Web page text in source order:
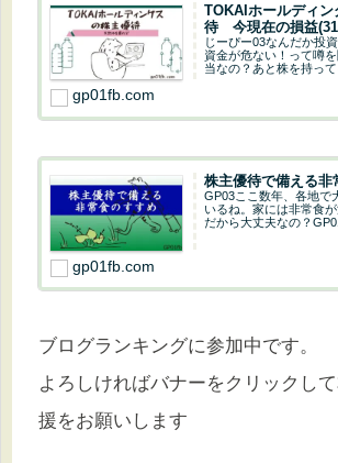
TOKAIホールディン
待 今現在の損益
じーぴー03なんだか投
資金が危ない！って噂
当なの？あと株を持って
じーぴー01あまり噂に
っている...
gp01fb.com
株主優待で備える非
GP03ここ数年、各地で
いるね。家には非常食
だから大丈夫なの？
食べきれないほど用意
gp01fb.com
ブログランキングに参加中です。
よろしければバナーをクリックし
援をお願いします